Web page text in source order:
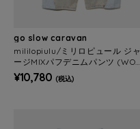
go slow caravan
mililopiulu/ミリロピュール ジャ
ージMIXパフデニムパンツ (WOM
ENS)
¥10,780 (税込)